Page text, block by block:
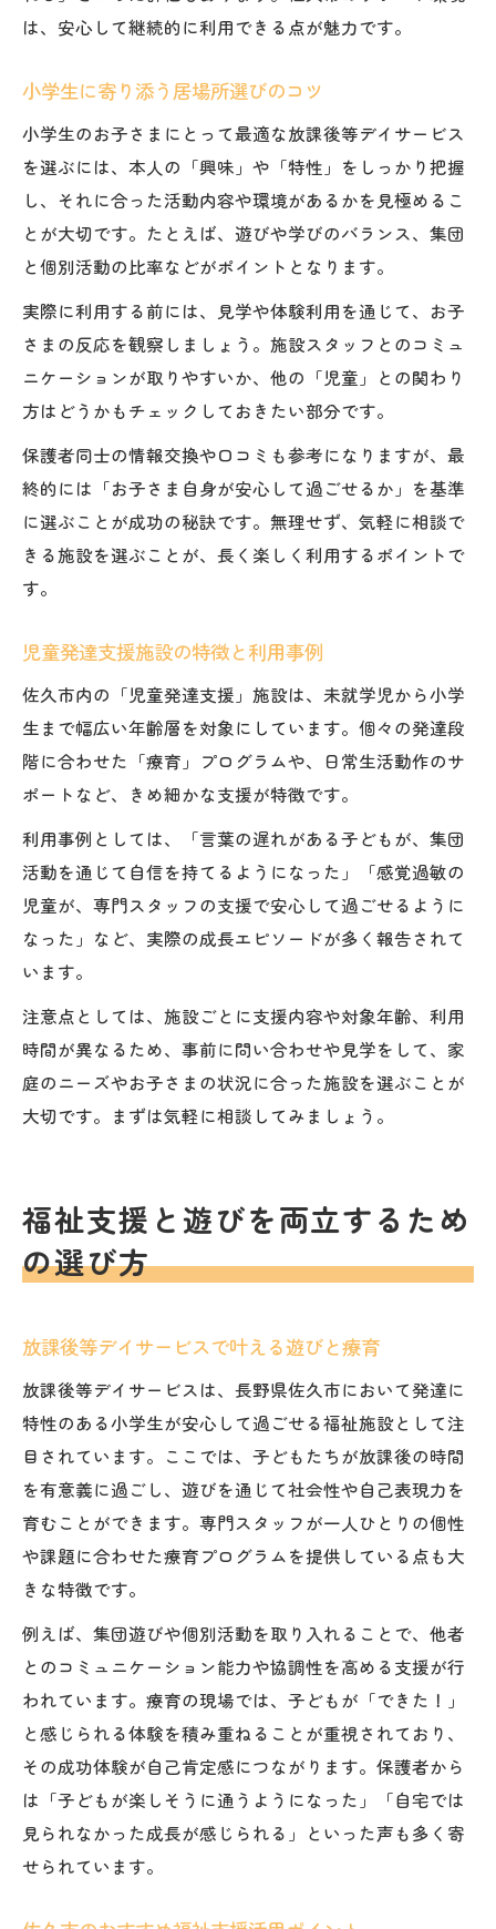
は、安心して継続的に利用できる点が魅力です。
小学生に寄り添う居場所選びのコツ
小学生のお子さまにとって最適な放課後等デイサービス
を選ぶには、本人の「興味」や「特性」をしっかり把握
し、それに合った活動内容や環境があるかを見極めるこ
とが大切です。たとえば、遊びや学びのバランス、集団
と個別活動の比率などがポイントとなります。
実際に利用する前には、見学や体験利用を通じて、お子
さまの反応を観察しましょう。施設スタッフとのコミュ
ニケーションが取りやすいか、他の「児童」との関わり
方はどうかもチェックしておきたい部分です。
保護者同士の情報交換や口コミも参考になりますが、最
終的には「お子さま自身が安心して過ごせるか」を基準
に選ぶことが成功の秘訣です。無理せず、気軽に相談で
きる施設を選ぶことが、長く楽しく利用するポイントで
す。
児童発達支援施設の特徴と利用事例
佐久市内の「児童発達支援」施設は、未就学児から小学
生まで幅広い年齢層を対象にしています。個々の発達段
階に合わせた「療育」プログラムや、日常生活動作のサ
ポートなど、きめ細かな支援が特徴です。
利用事例としては、「言葉の遅れがある子どもが、集団
活動を通じて自信を持てるようになった」「感覚過敏の
児童が、専門スタッフの支援で安心して過ごせるように
なった」など、実際の成長エピソードが多く報告されて
います。
注意点としては、施設ごとに支援内容や対象年齢、利用
時間が異なるため、事前に問い合わせや見学をして、家
庭のニーズやお子さまの状況に合った施設を選ぶことが
大切です。まずは気軽に相談してみましょう。
福祉支援と遊びを両立するため
の選び方
放課後等デイサービスで叶える遊びと療育
放課後等デイサービスは、長野県佐久市において発達に
特性のある小学生が安心して過ごせる福祉施設として注
目されています。ここでは、子どもたちが放課後の時間
を有意義に過ごし、遊びを通じて社会性や自己表現力を
育むことができます。専門スタッフが一人ひとりの個性
や課題に合わせた療育プログラムを提供している点も大
きな特徴です。
例えば、集団遊びや個別活動を取り入れることで、他者
とのコミュニケーション能力や協調性を高める支援が行
われています。療育の現場では、子どもが「できた！」
と感じられる体験を積み重ねることが重視されており、
その成功体験が自己肯定感につながります。保護者から
は「子どもが楽しそうに通うようになった」「自宅では
見られなかった成長が感じられる」といった声も多く寄
せられています。